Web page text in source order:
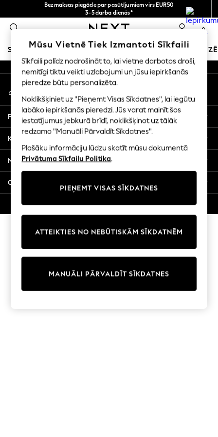
Bezmaksas piegāde par pasūtījumiem virs EUR50
3-5 darba dienās*
Tagad jūs varat
iepirkties latviešu valodā!
0
SKOLAS APĢĒRBS SVĒTKU VEIKALS MEITENES
SCHOOLWEAR
All Boys Schoolwear
Shoes
Trousers
Shorts
Shirts
Polo Shirts
Sweatshirts & Jumpers
Multipacks
All Boys Sport & Swimwear
Swimwear
Tops
Joggers
An error occurred on client
Mūsu sociālie tīkli
Mans konts
Pierakstieties savā kontā
Palīdzība
Konfidencialitāte un juridiskā informācija
Nodaļas
Citi pakalpojumi
© 2026 Next Germany GmbH. Visas tiesības aizsargātas.
Mūsu Vietnē Tiek Izmantoti Sīkfaili
Sīkfaili palīdz nodrošināt to, lai vietne darbotos droši,
nemitīgi tiktu veikti uzlabojumi un jūsu iepirkšanās
pieredze būtu personalizēta.
Noklikšķiniet uz "Pieņemt Visas Sīkdatnes", lai iegūtu
labāko iepirkšanās pieredzi. Jūs varat mainīt šos
iestatījumus jebkurā brīdī, noklikšķinot uz tālāk
redzamo "Manuāli Pārvaldīt Sīkdatnes".
Plašāku informāciju lūdzu skatīt mūsu dokumentā
Privātuma Sīkfailu Politika.
PIEŅEMT VISAS SĪKDATNES
MANUĀLI PĀRVALDĪT SĪKDATNES
ATTEIKTIES NO NEBŪTISKĀM SĪKDATNĒM